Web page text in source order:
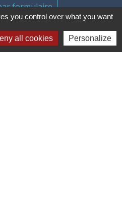
formulaire
you control over what you want
all cookies Personalize